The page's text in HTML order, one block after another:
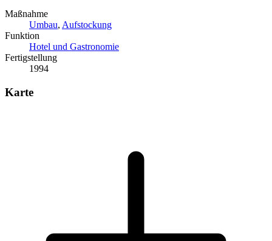
Maßnahme
Umbau, Aufstockung
Funktion
Hotel und Gastronomie
Fertigstellung
1994
Karte